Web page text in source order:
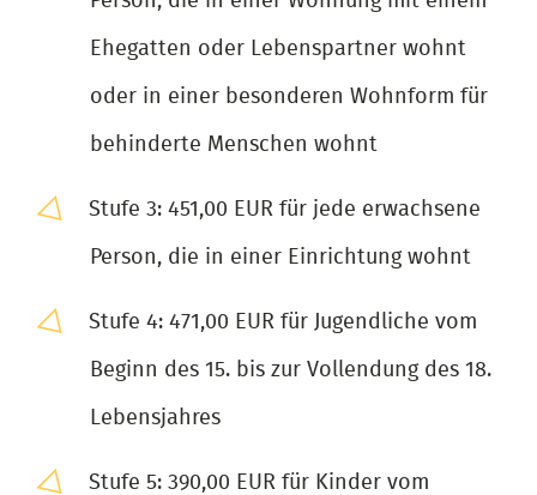
Ehegatten oder Lebenspartner wohnt
oder in einer besonderen Wohnform für
behinderte Menschen wohnt
Stufe 3: 451,00 EUR für jede erwachsene
Person, die in einer Einrichtung wohnt
Stufe 4: 471,00 EUR für Jugendliche vom
Beginn des 15. bis zur Vollendung des 18.
Lebensjahres
Stufe 5: 390,00 EUR für Kinder vom